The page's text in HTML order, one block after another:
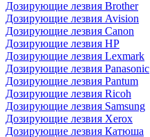
Дозирующие лезвия Brother
Дозирующие лезвия Avision
Дозирующие лезвия Canon
Дозирующие лезвия HP
Дозирующие лезвия Lexmark
Дозирующие лезвия Panasonic
Дозирующие лезвия Pantum
Дозирующие лезвия Ricoh
Дозирующие лезвия Samsung
Дозирующие лезвия Xerox
Дозирующие лезвия Катюша